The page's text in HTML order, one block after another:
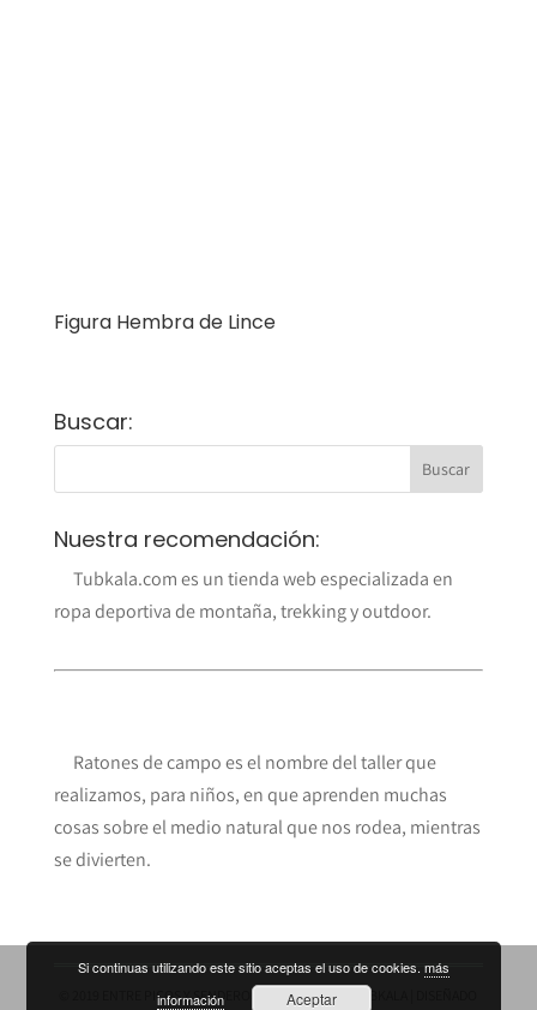
Figura Hembra de Lince
Buscar:
Nuestra recomendación:
Tubkala.com es un tienda web especializada en
ropa deportiva de montaña, trekking y outdoor.
Ratones de campo es el nombre del taller que
realizamos, para niños, en que aprenden muchas
cosas sobre el medio natural que nos rodea, mientras
se divierten.
© 2019 ENTRE PICOS Y SENDEROS ES UN BLOG DE TUBKALA
Si continuas utilizando este sitio aceptas el uso de cookies.más
información
Aceptar